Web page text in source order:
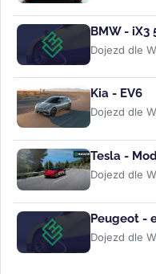
BMW - iX3
Dojezd dle
Kia - EV6
Dojezd dle
Tesla -
Dojezd dle
Peugeot -
Dojezd dle